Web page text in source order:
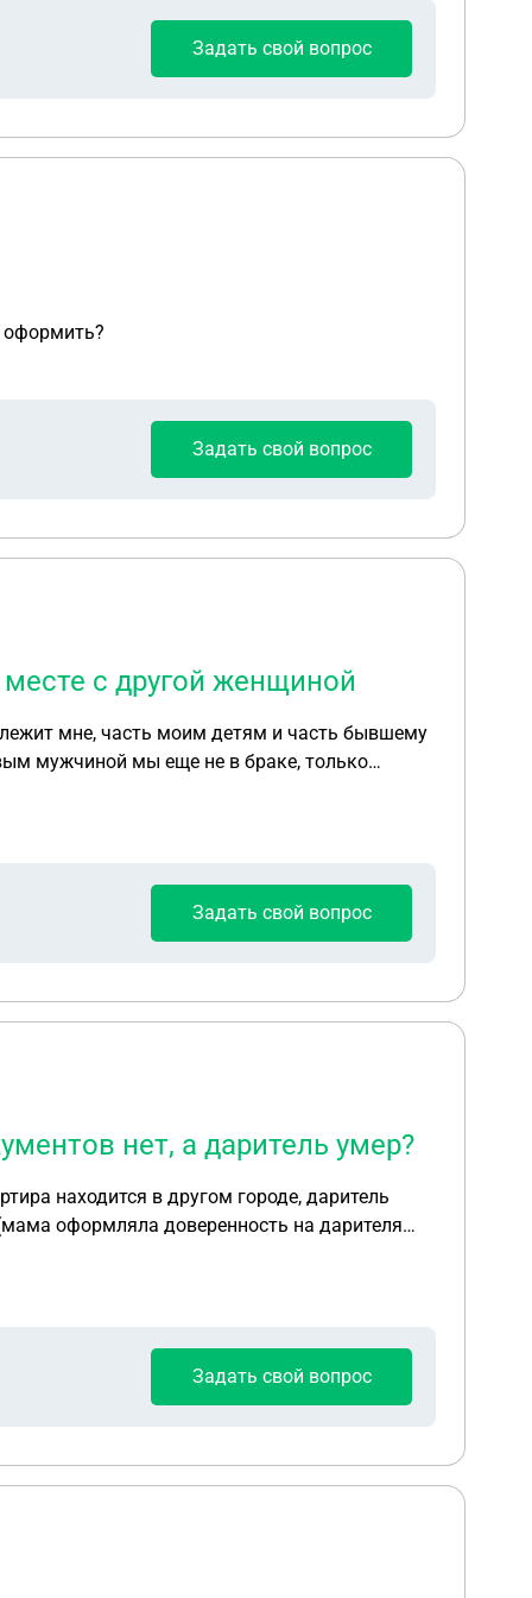
Задать свой вопрос
оформить?
Задать свой вопрос
с другой женщиной
мне, часть моим детям и часть бывшему
мужчиной мы еще не в браке, только
Задать свой вопрос
нет, а даритель умер?
находится в другом городе, даритель
оформляла доверенность на дарителя
у неё больше никаких
Задать свой вопрос